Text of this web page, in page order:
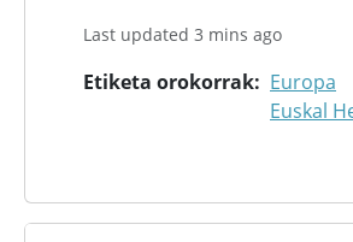
Last updated 3 mins ago
Etiketa orokorrak
Europa
Euskal